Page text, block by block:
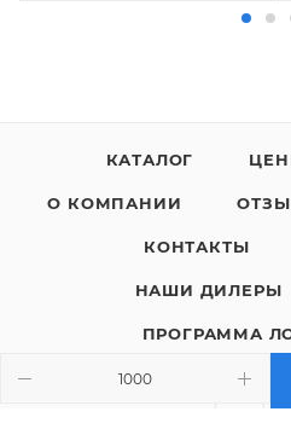
КАТАЛОГ
О КОМПАНИИ
КОНТАКТЫ
НАШИ ДИЛЕРЫ
ПРОГРАММА